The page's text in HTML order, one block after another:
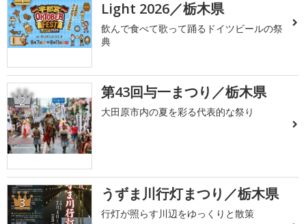
Light 2026／栃木県
飲んで食べて歌って踊るドイツビールの祭
典
2 第43回与一まつり／栃木県
大田原市内の夏を彩る代表的な祭り
3 うずま川行灯まつり／栃木県
行灯が照らす川辺をゆっくりと散策